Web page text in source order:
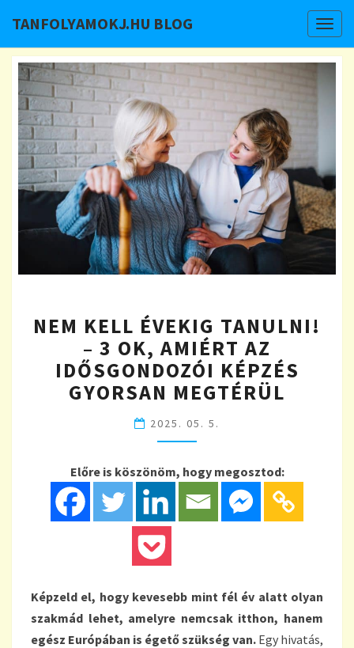
TANFOLYAMOKJ.HU BLOG
KELL
ÉVEKIG
TANULNI!
–
3
AMIÉRT
AZ
KÉPZÉS
GYORSAN
MEGTÉRÜL
NEM KELL ÉVEKIG TANULNI!
– 3 OK, AMIÉRT AZ
IDŐSGONDOZÓI KÉPZÉS
GYORSAN MEGTÉRÜL
2025. 05. 5.
Előre is köszönöm, hogy megosztod:
Képzeld el, hogy kevesebb mint fél év alatt olyan
szakmád lehet, amelyre nemcsak itthon, hanem
egész Európában is égető szükség van. Egy hivatás,